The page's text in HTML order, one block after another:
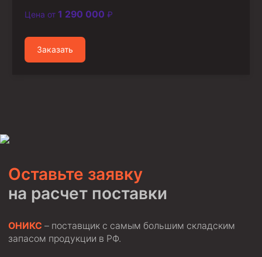
Цена от 1 290 000 ₽
Заказать
Оставьте заявку
на расчет поставки
ОНИКС – поставщик с самым большим складским
запасом продукции в РФ.